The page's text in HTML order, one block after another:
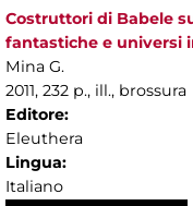
Costruttori di Babele
fantastiche e universi
Mina G.
2011, 232 p., ill., brossura
Editore:
Eleuthera
Lingua:
Italiano